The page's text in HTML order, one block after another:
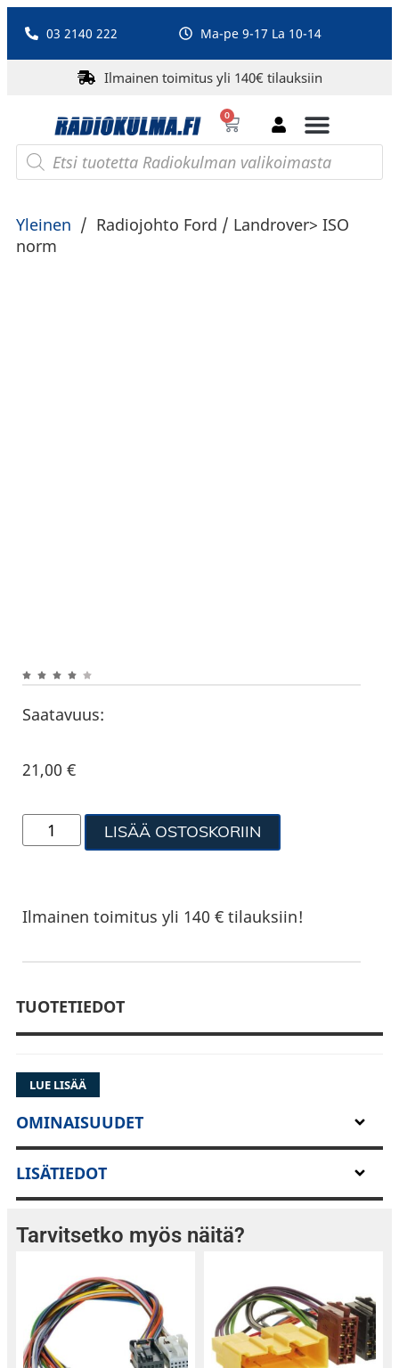
03 2140 222 Ma-pe 9-17 La 10-14
Ilmainen toimitus yli 140€ tilauksiin
0
Yleinen / Radiojohto Ford / Landrover> ISO
norm
Saatavuus:
21,00€
LISÄÄ OSTOSKORIIN
Ilmainen toimitus yli 140 € tilauksiin!
TUOTETIEDOT
LUE LISÄÄ
OMINAISUUDET
LISÄTIEDOT
Tarvitsetko myös näitä?